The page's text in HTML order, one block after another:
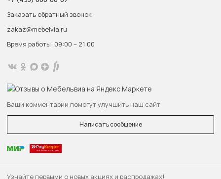
Узнайте первыми о новых акциях и распродажах!
Заказать обратный звонок
zakaz@mebelvia.ru
Время работы: 09:00 – 21:00
Ваши комментарии помогут улучшить наш сайт
Написать сообщение